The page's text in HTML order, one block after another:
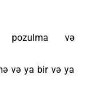
pozulma və
və ya bir və ya